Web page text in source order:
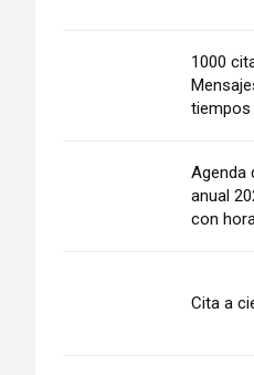
1000
tiempos
Agenda
anual
con
Cita a